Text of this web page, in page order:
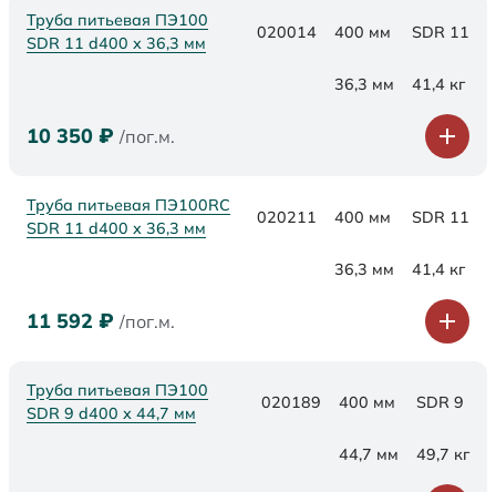
Труба питьевая ПЭ100
SDR 11 d400 х 36,3 мм
020014 400 мм SDR 11
36,3 мм 41,4 кг
10 350 ₽ /пог.м.
Труба питьевая ПЭ100RC
SDR 11 d400 х 36,3 мм
020211 400 мм SDR 11
36,3 мм 41,4 кг
11 592 ₽ /пог.м.
Труба питьевая ПЭ100
SDR 9 d400 х 44,7 мм
020189 400 мм SDR 9
44,7 мм 49,7 кг